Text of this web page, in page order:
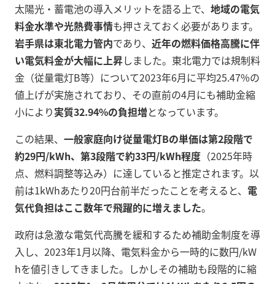
太陽光・蓄電池の導入メリットを語る上で、 地域の電気
料金水準や光熱費事情も押さえておく必要があります。
岩手県は東北電力管内であり、 近年の燃料価格高騰に伴
い電気料金が大幅に上昇しました。東北電力では規制料
金（従量電灯B等）について2023年6月に平均25.47%の
値上げが実施されており、その直前の4月にも補助金縮
小により実質32.94%の負担増となっています。
この結果、 一般家庭向け従量電灯Bの単価は第2段階で
約29円/kWh、第3段階で約33円/kWh程度 （2025年時
点、燃料調整等込み）に達していると推定されます。以
前は1kWhあたり20円台前半だったことを考えると、 電
気代負担はここ数年で飛躍的に増えました。
政府は急激な電気代高騰を緩和するため補助金制度を導
入し、2023年1月以降、電気料金から一時的に数円/kW
hを値引きしてきました。しかしその補助も段階的に縮